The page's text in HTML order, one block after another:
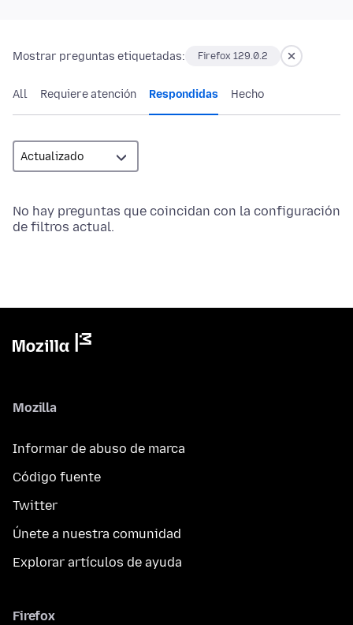
Mostrar preguntas etiquetadas: Firefox 129.0.2
All Requiere atención Respondidas Hecho
No hay preguntas que coincidan con la configuración
de filtros actual.
Mozilla
Informar de abuso de marca
Código fuente
Twitter
Únete a nuestra comunidad
Explorar artículos de ayuda
Firefox